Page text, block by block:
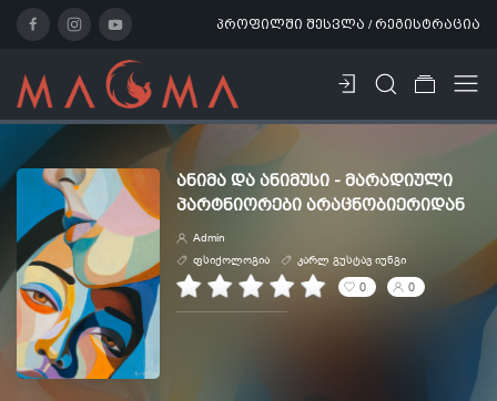
პროფილში შესვლა / რეგისტრაცია
ᲐᲜᲘᲛᲐ ᲓᲐ ᲐᲜᲘᲛᲣᲡᲘ - ᲛᲐᲠᲐᲓᲘᲣᲚᲘ
ᲞᲐᲠᲢᲜᲘᲝᲠᲔᲑᲘ ᲐᲠᲐᲪᲜᲝᲑᲘᲔᲠᲘᲓᲐᲜ
Admin
ფსიქოლოგია
კარლ გუსტავ იუნგი
0 0